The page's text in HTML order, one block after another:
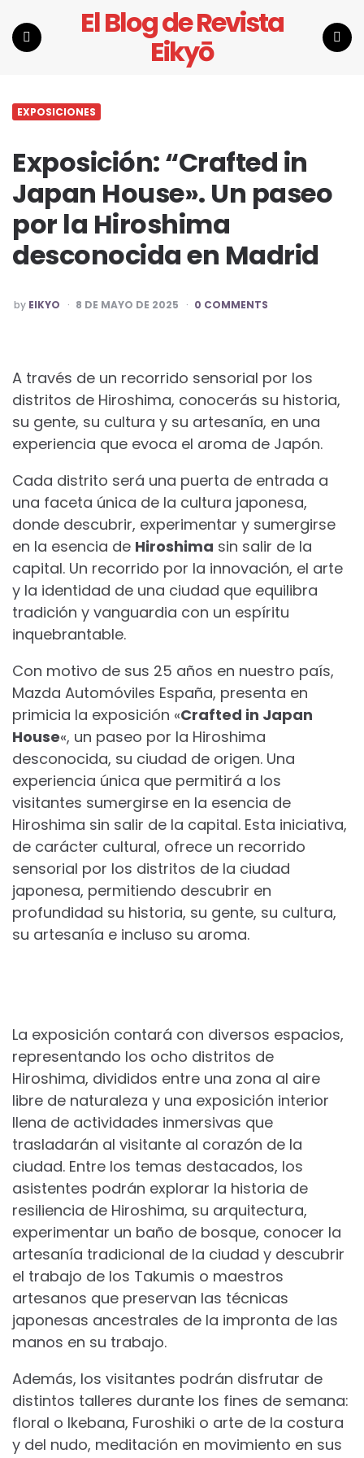
El Blog de Revista
Eikyō
EXPOSICIONES
Exposición: “Crafted in
Japan House». Un paseo
por la Hiroshima
desconocida en Madrid
POSTED
BY
by EIKYO 8 DE MAYO DE 2025 0 COMMENTS
A través de un recorrido sensorial por los
distritos de Hiroshima, conocerás su historia,
su gente, su cultura y su artesanía, en una
experiencia que evoca el aroma de Japón.
Cada distrito será una puerta de entrada a
una faceta única de la cultura japonesa,
donde descubrir, experimentar y sumergirse
en la esencia de Hiroshima sin salir de la
capital. Un recorrido por la innovación, el arte
y la identidad de una ciudad que equilibra
tradición y vanguardia con un espíritu
inquebrantable.
Con motivo de sus 25 años en nuestro país,
Mazda Automóviles España, presenta en
primicia la exposición «Crafted in Japan
House«, un paseo por la Hiroshima
desconocida, su ciudad de origen. Una
experiencia única que permitirá a los
visitantes sumergirse en la esencia de
Hiroshima sin salir de la capital. Esta iniciativa,
de carácter cultural, ofrece un recorrido
sensorial por los distritos de la ciudad
japonesa, permitiendo descubrir en
profundidad su historia, su gente, su cultura,
su artesanía e incluso su aroma.
La exposición contará con diversos espacios,
representando los ocho distritos de
Hiroshima, divididos entre una zona al aire
libre de naturaleza y una exposición interior
llena de actividades inmersivas que
trasladarán al visitante al corazón de la
ciudad. Entre los temas destacados, los
asistentes podrán explorar la historia de
resiliencia de Hiroshima, su arquitectura,
experimentar un baño de bosque, conocer la
artesanía tradicional de la ciudad y descubrir
el trabajo de los Takumis o maestros
artesanos que preservan las técnicas
japonesas ancestrales de la impronta de las
manos en su trabajo.
Además, los visitantes podrán disfrutar de
distintos talleres durante los fines de semana:
floral o Ikebana, Furoshiki o arte de la costura
y del nudo, meditación en movimiento en sus